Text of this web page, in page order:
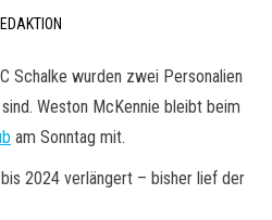
Schalke wurden zwei Personalien
Weston McKennie bleibt beim
am Sonntag mit.
2024 verlängert – bisher lief der